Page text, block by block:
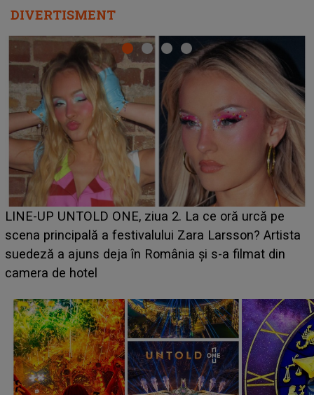
DIVERTISMENT
Ce a dezvăluit noua concurentă din "Casa Iubirii" l-a
luat prin surprindere pe Emanuel. CINE ESTE
BĂIATUL VIZAT de Alexandra?! Aflându-se în fața
faptului împlinit, A RECUNOSCUT IMEDIAT: "Am